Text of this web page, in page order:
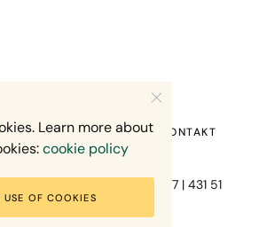
| Gundefjällsgatan 407 | 431 51
| +46-70-7671863
RECENSION OM MIG KONTAKT
Learn more about
cookie policy
USE OF COOKIES